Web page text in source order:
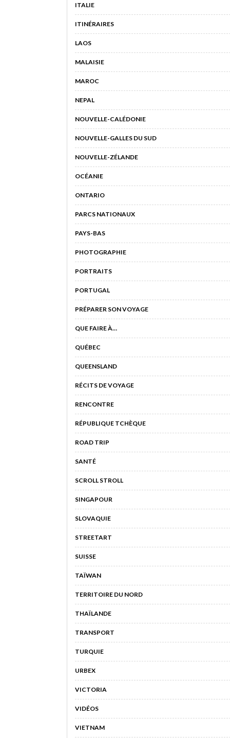
ITALIE
ITINÉRAIRES
LAOS
MALAISIE
MAROC
NEPAL
NOUVELLE-CALÉDONIE
NOUVELLE-GALLES DU SUD
NOUVELLE-ZÉLANDE
OCÉANIE
ONTARIO
PARCS NATIONAUX
PAYS-BAS
PHOTOGRAPHIE
PORTRAITS
PORTUGAL
PRÉPARER SON VOYAGE
QUE FAIRE À…
QUÉBEC
QUEENSLAND
RÉCITS DE VOYAGE
RENCONTRE
RÉPUBLIQUE TCHÈQUE
ROAD TRIP
SANTÉ
SCROLL STROLL
SINGAPOUR
SLOVAQUIE
STREETART
SUISSE
TAÏWAN
TERRITOIRE DU NORD
THAÏLANDE
TRANSPORT
TURQUIE
URBEX
VICTORIA
VIDÉOS
VIETNAM